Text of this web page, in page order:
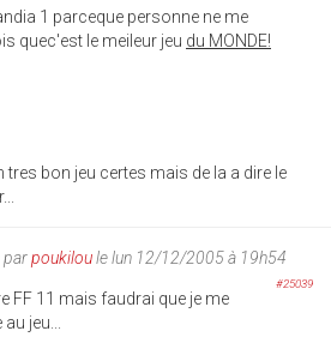
1 parceque personne ne me
quec'est le meileur jeu du MONDE!
tres bon jeu certes mais de la a dire le
parpoukiloule lun 12/12/2005 à 19h54
#25039
FF 11 mais faudrai que je me
jeu...